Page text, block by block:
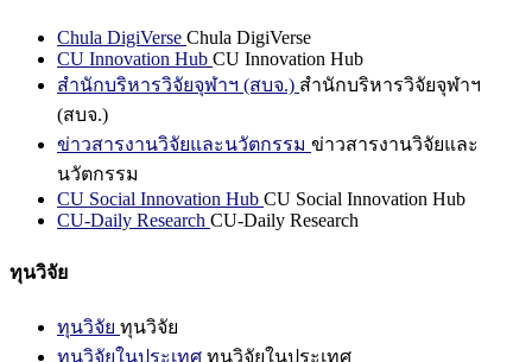
Chula DigiVerse Chula DigiVerse
CU Innovation Hub CU Innovation Hub
สำนักบริหารวิจัยจุฬาฯ (สบจ.) สำนักบริหารวิจัยจุฬาฯ
(สบจ.)
ข่าวสารงานวิจัยและนวัตกรรม ข่าวสารงานวิจัยและ
นวัตกรรม
CU Social Innovation Hub CU Social Innovation Hub
CU-Daily Research CU-Daily Research
ทุนวิจัย
ทุนวิจัย ทุนวิจัย
ทุนวิจัยในประเทศ ทุนวิจัยในประเทศ